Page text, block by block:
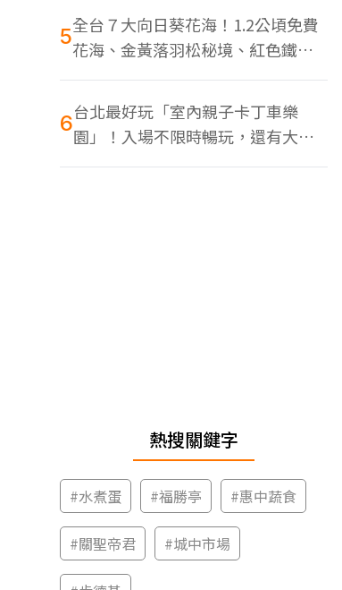
5全台７大向日葵花海！1.2公頃免費
花海、金黃落羽松秘境、紅色鐵橋
同框
6台北最好玩「室內親子卡丁車樂
園」！入場不限時暢玩，還有大螢
幕Switch遊戲區
熱搜關鍵字
#水煮蛋 #福勝亭 #惠中蔬食
#關聖帝君 #城中市場